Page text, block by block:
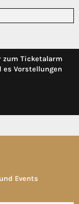
zum Ticketalarm
es Vorstellungen
Events